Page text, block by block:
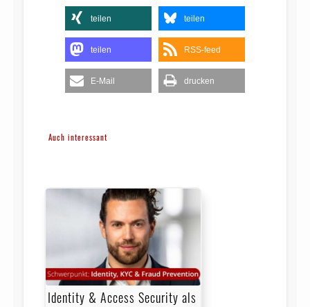
teilen teilen
teilen RSS-feed
E-Mail drucken
Auch interessant
Identity & Access Security als